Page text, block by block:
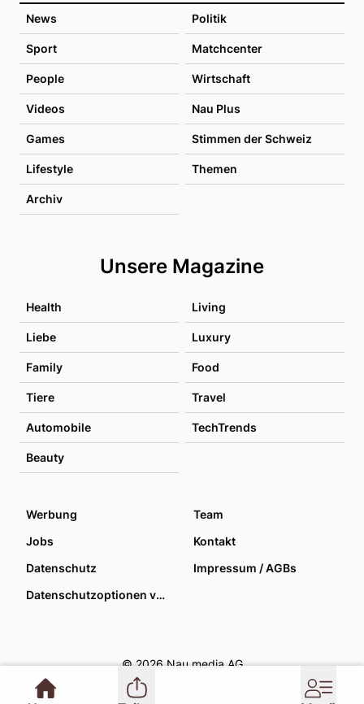
News Politik
Sport Matchcenter
People Wirtschaft
Videos Nau Plus
Games Stimmen der Schweiz
Lifestyle Themen
Archiv
Unsere Magazine
Health Living
Liebe Luxury
Family Food
Tiere Travel
Automobile TechTrends
Beauty
Werbung
Team
Jobs
Kontakt
Datenschutz
Impressum / AGBs
Datenschutzoptionen verwalten
© 2026 Nau media AG